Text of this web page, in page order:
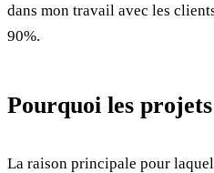
dans mon travail avec les
90%.
Pourquoi les
La raison principale pour